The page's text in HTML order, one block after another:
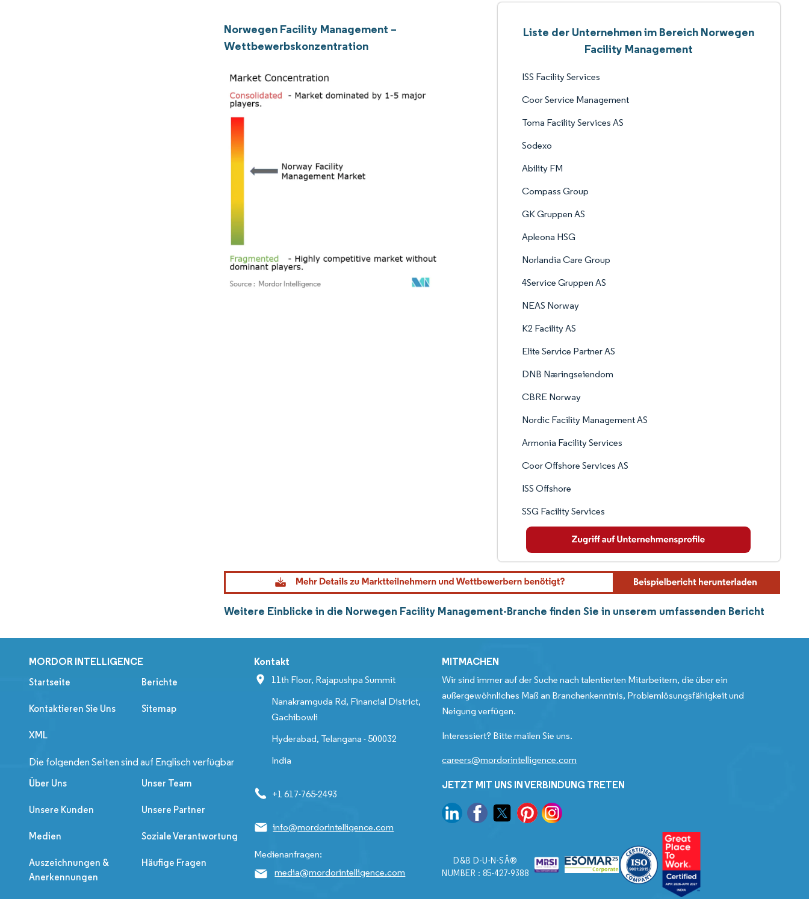
Norwegen Facility Management –
Wettbewerbskonzentration
Liste der Unternehmen im Bereich Norwegen
Facility Management
ISS Facility Services
Coor Service Management
Toma Facility Services AS
Sodexo
Ability FM
Compass Group
GK Gruppen AS
Apleona HSG
Norlandia Care Group
4Service Gruppen AS
NEAS Norway
K2 Facility AS
Elite Service Partner AS
DNB Næringseiendom
CBRE Norway
Nordic Facility Management AS
Armonia Facility Services
Coor Offshore Services AS
ISS Offshore
SSG Facility Services
Weitere Einblicke in die Norwegen Facility Management-Branche finden Sie in unserem umfassenden Bericht
MORDOR INTELLIGENCE
Startseite Berichte
Kontaktieren Sie Uns Sitemap
XML
Die folgenden Seiten sind auf Englisch verfügbar
Über Uns Unser Team
Unsere Kunden Unsere Partner
Medien Soziale Verantwortung
Auszeichnungen &
Anerkennungen
Häufige Fragen
Kontakt
11th Floor, Rajapushpa Summit
Nanakramguda Rd, Financial District,
Gachibowli
Hyderabad, Telangana - 500032
India
+1 617-765-2493
info@mordorintelligence.com
Medienanfragen:
media@mordorintelligence.com
MITMACHEN
Wir sind immer auf der Suche nach talentierten Mitarbeitern, die über ein
außergewöhnliches Maß an Branchenkenntnis, Problemlösungsfähigkeit und
Neigung verfügen.
Interessiert? Bitte mailen Sie uns.
careers@mordorintelligence.com
JETZT MIT UNS IN VERBINDUNG TRETEN
D&B D-U-N-SÂ®
NUMBER : 85-427-9388